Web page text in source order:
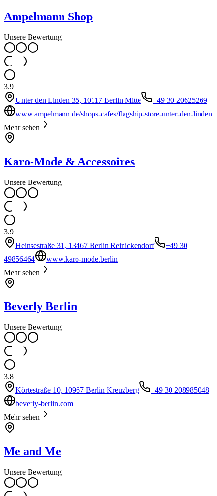
Ampelmann Shop
Unsere Bewertung
3.9
Unter den Linden 35, 10117 Berlin Mitte
+49 30 20625269
www.ampelmann.de/shops-cafes/flagship-store-unter-den-linden
Mehr sehen
Karo-Mode & Accessoires
Unsere Bewertung
3.9
Heinsestraße 31, 13467 Berlin Reinickendorf
+49 30
49856464
www.karo-mode.berlin
Mehr sehen
Beverly Berlin
Unsere Bewertung
3.8
Körtestraße 10, 10967 Berlin Kreuzberg
+49 30 208985048
beverly-berlin.com
Mehr sehen
Me and Me
Unsere Bewertung